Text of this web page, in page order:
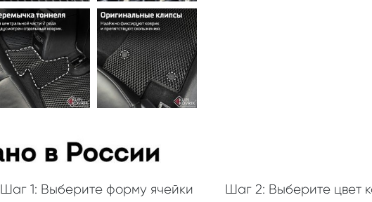
Шаг 1: Выберите форму ячейки Шаг 2: Выберите цвет